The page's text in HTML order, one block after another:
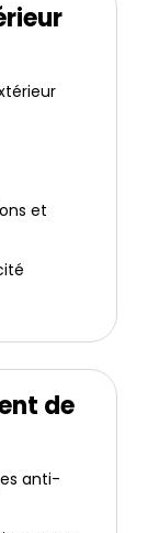
et
de
anti-